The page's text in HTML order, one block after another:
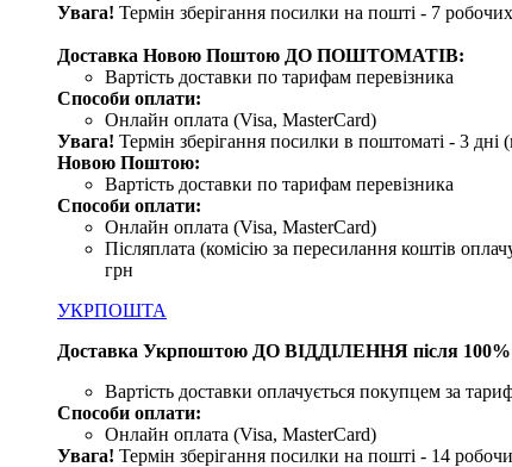
Увага! Термін зберігання посилки на пошті - 7
Доставка Новою Поштою ДО ПОШТОМАТІВ:
Вартість доставки по тарифам перевізника
Способи оплати:
Онлайн оплата (Visa, MasterCard)
Увага! Термін зберігання посилки в поштоматі - 3
Новою Поштою:
Вартість доставки по тарифам перевізника
Способи оплати:
Онлайн оплата (Visa, MasterCard)
Післяплата (комісію за пересилання коштів
грн
УКРПОШТА
Доставка Укрпоштою ДО ВІДДІЛЕННЯ після 100%
Вартість доставки оплачується покупцем за
Способи оплати:
Онлайн оплата (Visa, MasterCard)
Увага! Термін зберігання посилки на пошті - 14